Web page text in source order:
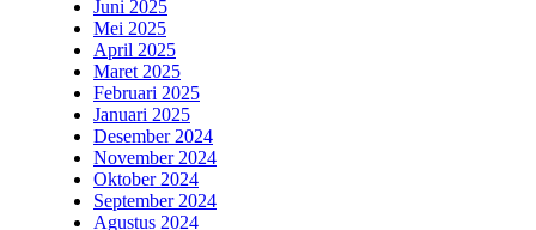
Juni 2025
Mei 2025
April 2025
Maret 2025
Februari 2025
Januari 2025
Desember 2024
November 2024
Oktober 2024
September 2024
Agustus 2024